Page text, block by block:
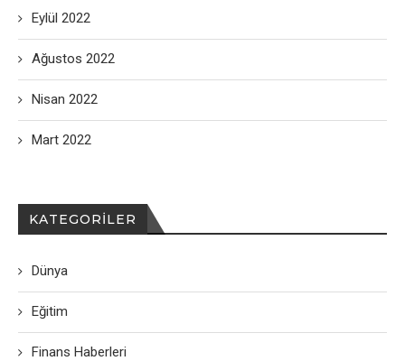
Eylül 2022
Ağustos 2022
Nisan 2022
Mart 2022
KATEGORILER
Dünya
Eğitim
Finans Haberleri